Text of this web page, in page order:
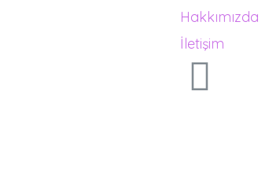
Hakkımızda
İletişim